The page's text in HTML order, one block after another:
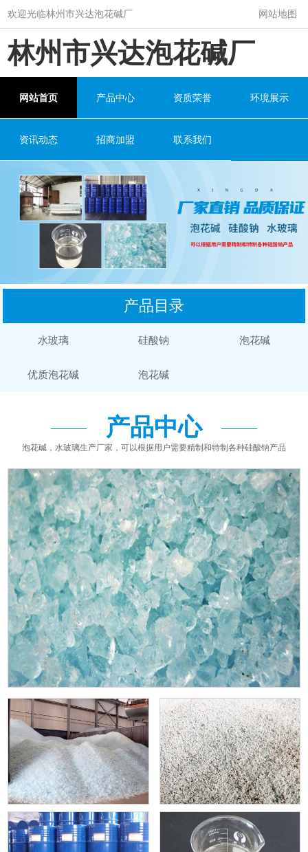
欢迎光临林州市兴达泡花碱厂 网站地图
林州市兴达泡花碱厂
网站首页 产品中心 资质荣誉 环境展示
资讯动态 招商加盟 联系我们
产品目录
水玻璃 硅酸钠 泡花碱
优质泡花碱 泡花碱
产品中心
泡花碱，水玻璃生产厂家，可以根据用户需要精制和特制各种硅酸钠产品